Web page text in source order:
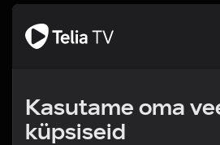
Kasutame oma
küpsiseid